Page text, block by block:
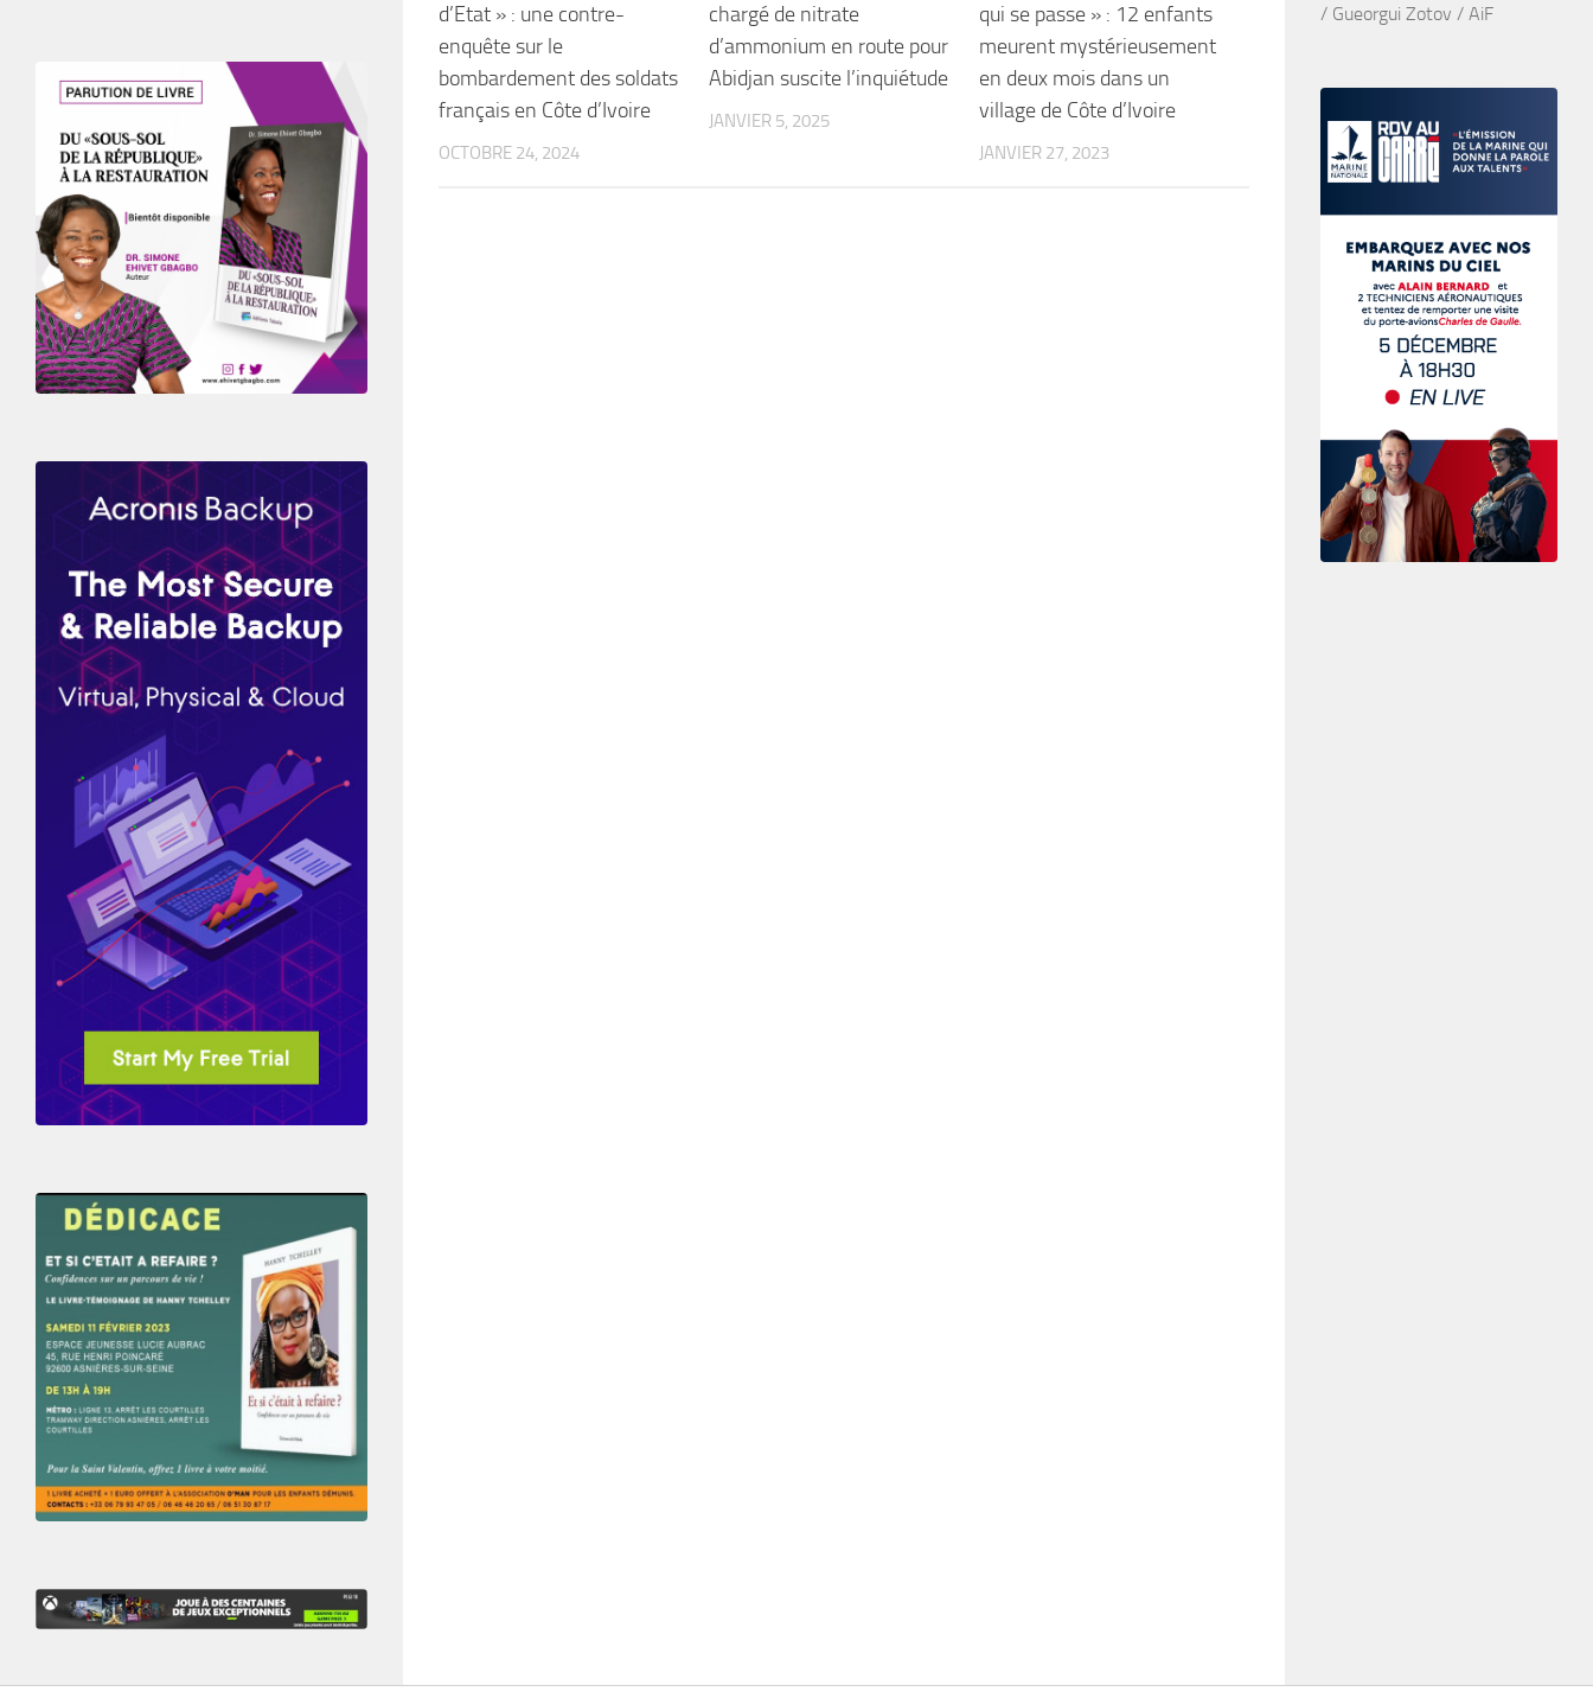
d’Etat » : une contre-
enquête sur le
bombardement des soldats
français en Côte d’Ivoire
OCTOBRE 24, 2024
chargé de nitrate
d’ammonium en route pour
Abidjan suscite l’inquiétude
JANVIER 5, 2025
qui se passe » : 12 enfants
meurent mystérieusement
en deux mois dans un
village de Côte d’Ivoire
JANVIER 27, 2023
/ Gueorgui Zotov / AiF